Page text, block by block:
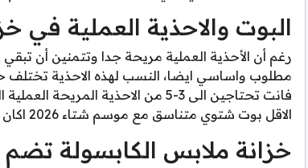
البوت والاحذية العملية في
رغم أن الأحذية العملية مريحة جدا وتتمنين أن
مطلوب واساسي ايضا، النسب لهذه الاحذية
الاقل بوت شتوي متناسق مع موسم شتاء 2026 اكان بكعب عالي او لا، وكل هذه النسب تتغير حسب اطلالتك كما ذكرنا سابقا.
خزانة ملابس الكابسولة